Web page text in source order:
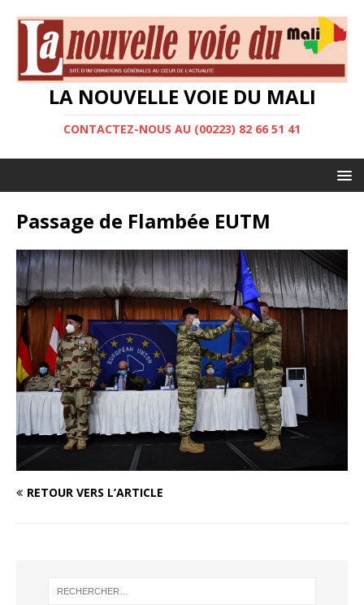
LA NOUVELLE VOIE DU MALI
CONTACTEZ-NOUS AU (00223) 82 66 51 41
Passage de Flambée EUTM
RETOUR VERS L’ARTICLE